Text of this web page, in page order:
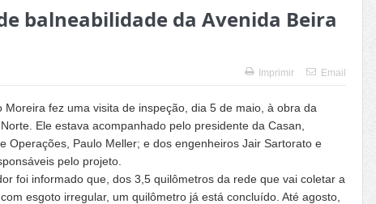
balneabilidade da Avenida Beira
Imprimir Email
Moreira fez uma visita de inspeção, dia 5 de maio, à obra da
Ele estava acompanhado pelo presidente da Casan,
Operações, Paulo Meller; e dos engenheiros Jair Sartorato e
pelo projeto.
foi informado que, dos 3,5 quilômetros da rede que vai coletar a
esgoto irregular, um quilômetro já está concluído. Até agosto,